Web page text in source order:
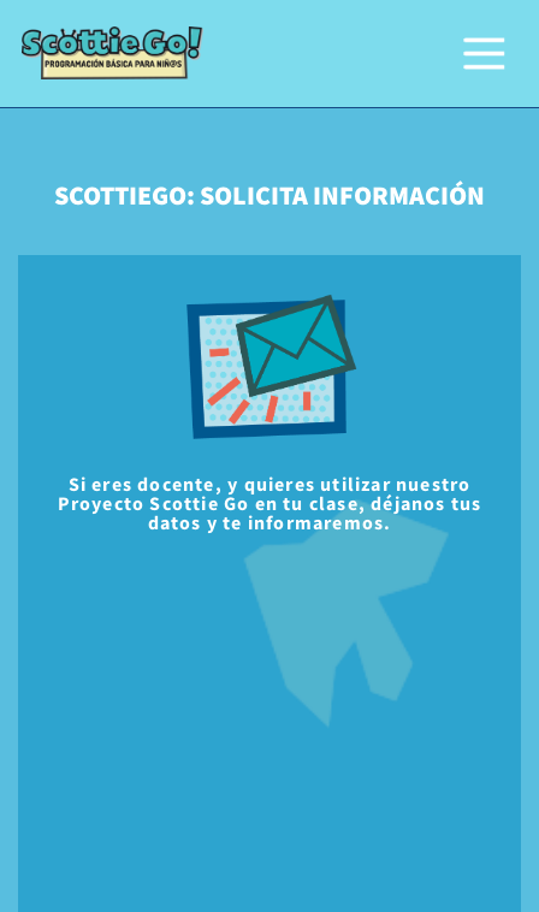
SCOTTIEGO: SOLICITA INFORMACIÓN
Si eresdocente, y quieres utilizar nuestro
Proyecto Scottie Go en tu clase, déjanos tus
datos y te informaremos.